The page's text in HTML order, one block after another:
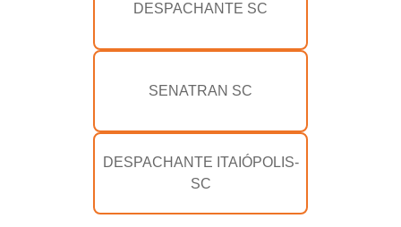
DESPACHANTE SC
SENATRAN SC
DESPACHANTE ITAIÓPOLIS-
SC